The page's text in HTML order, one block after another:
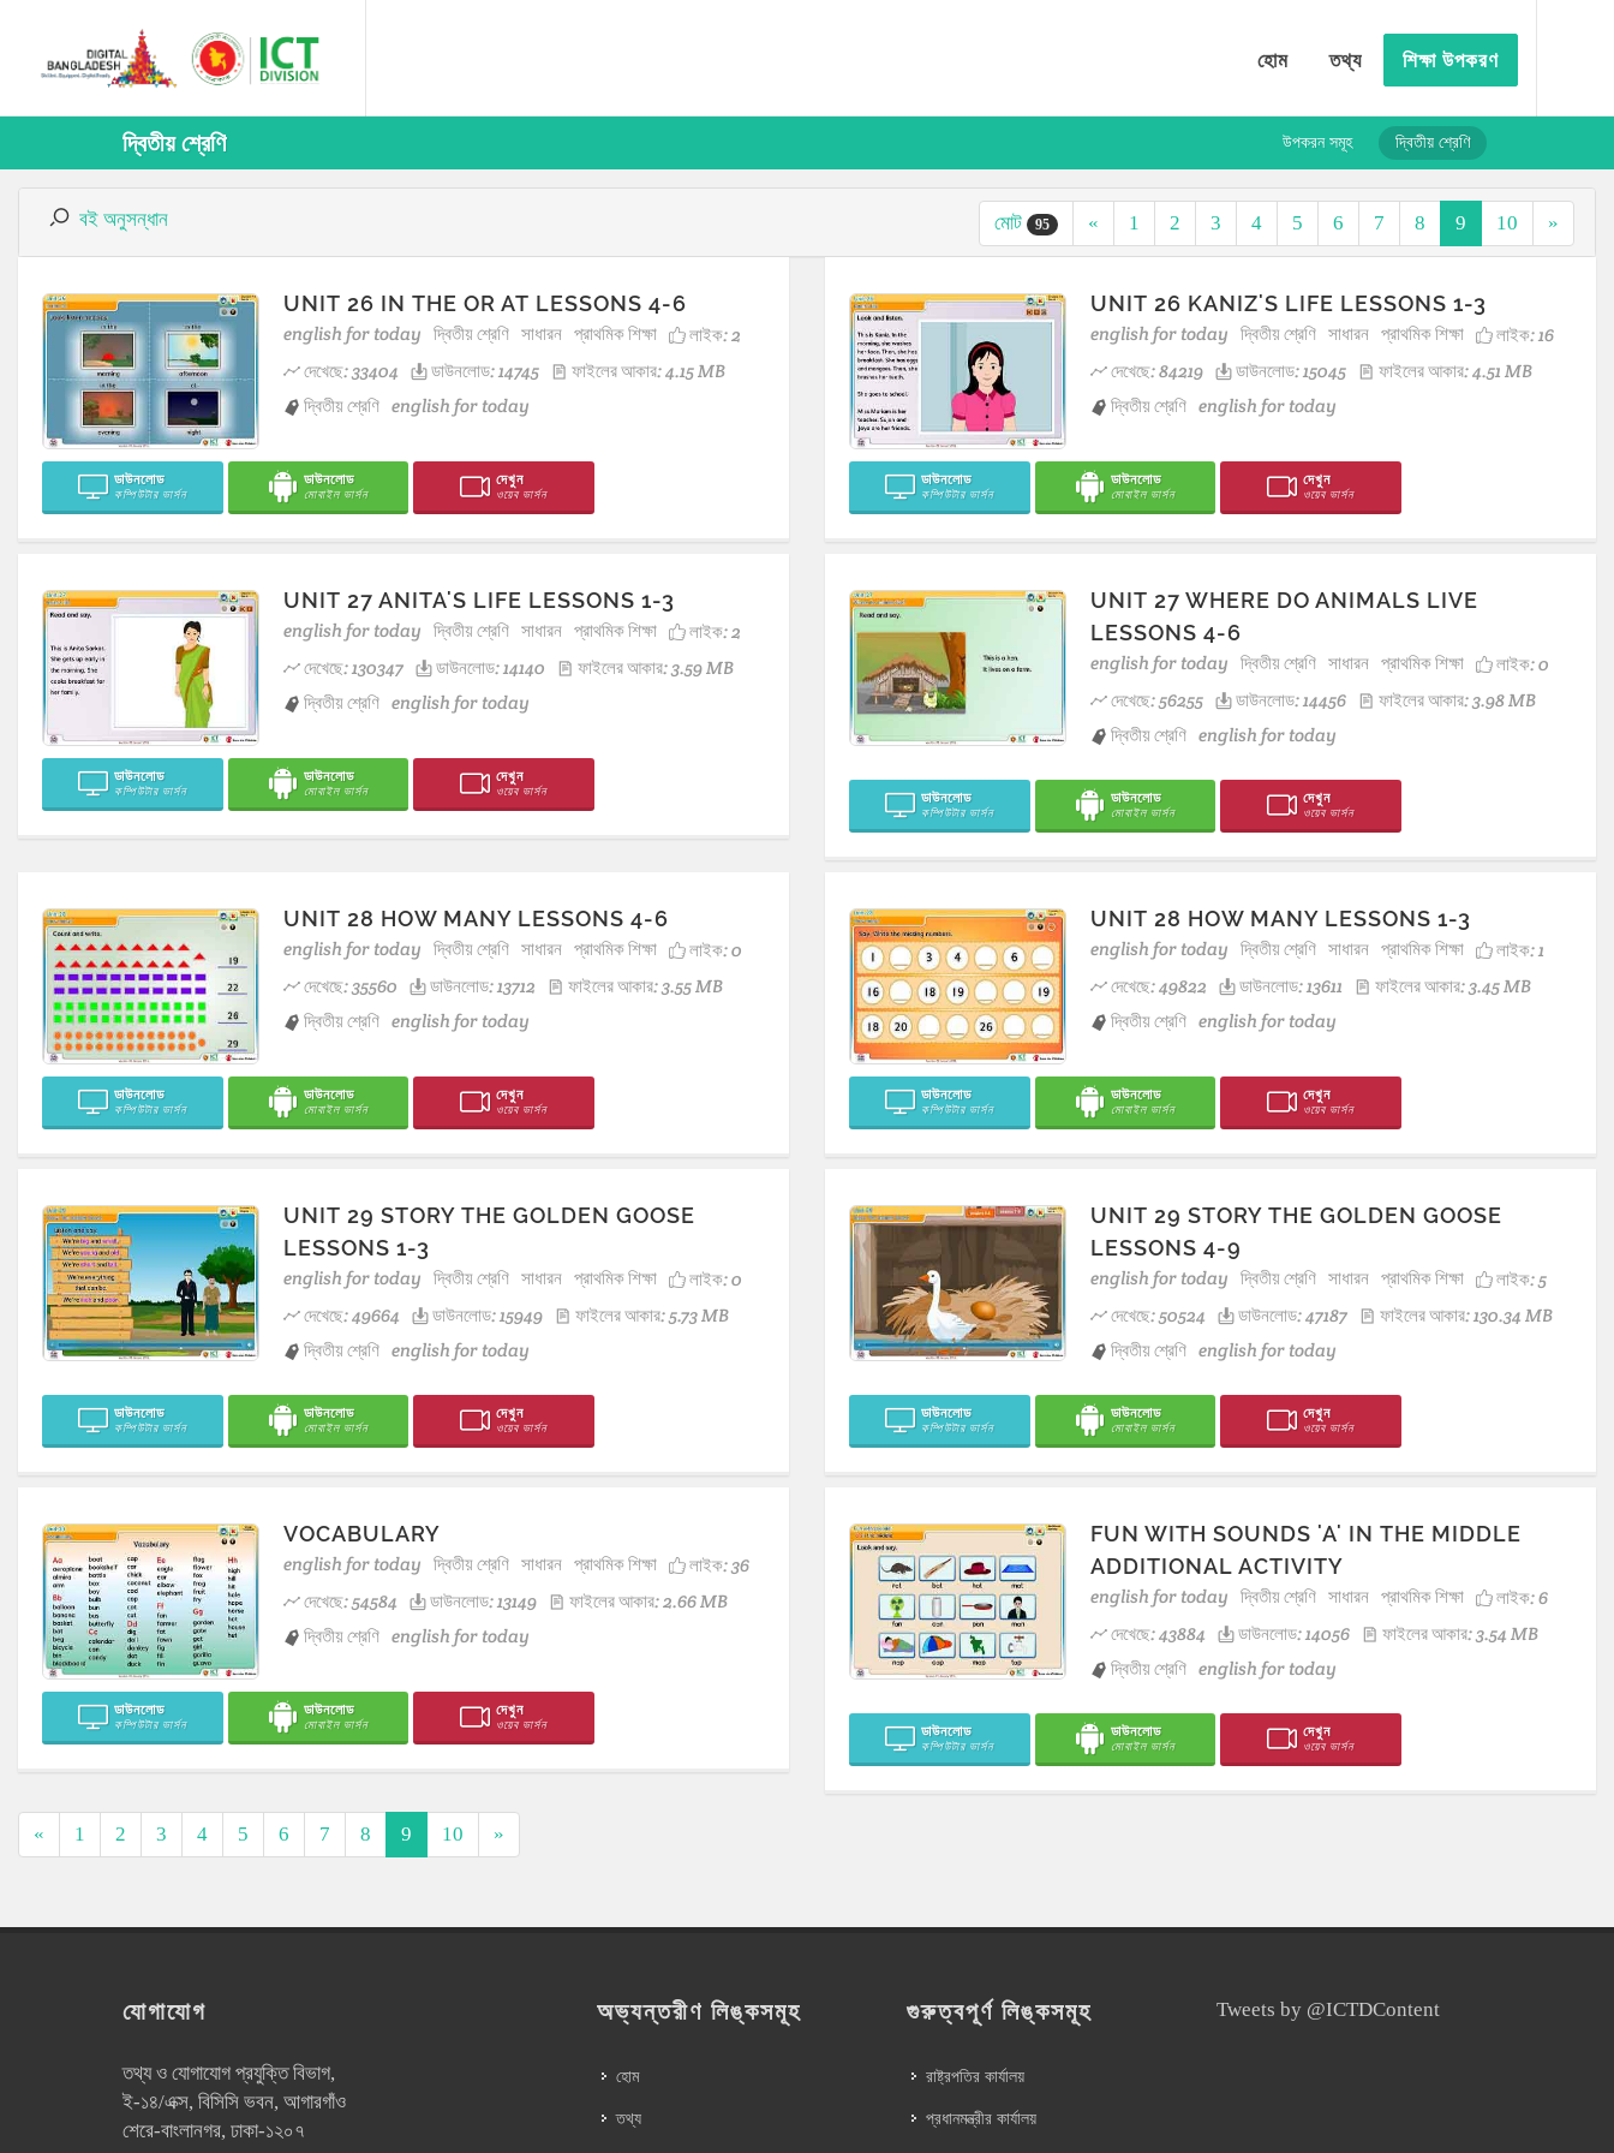
হোম তথ্য শিক্ষা উপকরণ
দ্বিতীয় শ্রেণি উপকরন সমূহ দ্বিতীয় শ্রেণি
বই অনুসন্ধান মোট 95 « 1 2 3 4 5 6 7 8 9 10 »
UNIT 26 IN THE OR AT LESSONS 4-6
english for today দ্বিতীয় শ্রেণি সাধারন প্রাথমিক শিক্ষা লাইক:2
দেখেছে: 33404
ডাউনলোড: 14745
ফাইলের আকার: 4.15 MB
দ্বিতীয় শ্রেণি english for today
ডাউনলোড
কম্পিউটার ভার্সন
ডাউনলোড
মোবাইল ভার্সন
দেখুন
ওয়েব ভার্সন
UNIT 26 KANIZ'S LIFE LESSONS 1-3
english for today দ্বিতীয় শ্রেণি সাধারন প্রাথমিক শিক্ষা লাইক:16
দেখেছে: 84219
ডাউনলোড: 15045
ফাইলের আকার: 4.51 MB
দ্বিতীয় শ্রেণি english for today
ডাউনলোড
কম্পিউটার ভার্সন
ডাউনলোড
মোবাইল ভার্সন
দেখুন
ওয়েব ভার্সন
UNIT 27 ANITA'S LIFE LESSONS 1-3
english for today দ্বিতীয় শ্রেণি সাধারন প্রাথমিক শিক্ষা লাইক:2
দেখেছে: 130347
ডাউনলোড: 14140
ফাইলের আকার: 3.59 MB
দ্বিতীয় শ্রেণি english for today
ডাউনলোড
কম্পিউটার ভার্সন
ডাউনলোড
মোবাইল ভার্সন
দেখুন
ওয়েব ভার্সন
UNIT 27 WHERE DO ANIMALS LIVE
LESSONS 4-6
english for today দ্বিতীয় শ্রেণি সাধারন প্রাথমিক শিক্ষা লাইক:0
দেখেছে: 56255
ডাউনলোড: 14456
ফাইলের আকার: 3.98 MB
দ্বিতীয় শ্রেণি english for today
ডাউনলোড
কম্পিউটার ভার্সন
ডাউনলোড
মোবাইল ভার্সন
দেখুন
ওয়েব ভার্সন
UNIT 28 HOW MANY LESSONS 4-6
english for today দ্বিতীয় শ্রেণি সাধারন প্রাথমিক শিক্ষা লাইক:0
দেখেছে: 35560
ডাউনলোড: 13712
ফাইলের আকার: 3.55 MB
দ্বিতীয় শ্রেণি english for today
ডাউনলোড
কম্পিউটার ভার্সন
ডাউনলোড
মোবাইল ভার্সন
দেখুন
ওয়েব ভার্সন
UNIT 28 HOW MANY LESSONS 1-3
english for today দ্বিতীয় শ্রেণি সাধারন প্রাথমিক শিক্ষা লাইক:1
দেখেছে: 49822
ডাউনলোড: 13611
ফাইলের আকার: 3.45 MB
দ্বিতীয় শ্রেণি english for today
ডাউনলোড
কম্পিউটার ভার্সন
ডাউনলোড
মোবাইল ভার্সন
দেখুন
ওয়েব ভার্সন
UNIT 29 STORY THE GOLDEN GOOSE
LESSONS 1-3
english for today দ্বিতীয় শ্রেণি সাধারন প্রাথমিক শিক্ষা লাইক:0
দেখেছে: 49664
ডাউনলোড: 15949
ফাইলের আকার: 5.73 MB
দ্বিতীয় শ্রেণি english for today
ডাউনলোড
কম্পিউটার ভার্সন
ডাউনলোড
মোবাইল ভার্সন
দেখুন
ওয়েব ভার্সন
UNIT 29 STORY THE GOLDEN GOOSE
LESSONS 4-9
english for today দ্বিতীয় শ্রেণি সাধারন প্রাথমিক শিক্ষা লাইক:5
দেখেছে: 50524
ডাউনলোড: 47187
ফাইলের আকার: 130.34 MB
দ্বিতীয় শ্রেণি english for today
ডাউনলোড
কম্পিউটার ভার্সন
ডাউনলোড
মোবাইল ভার্সন
দেখুন
ওয়েব ভার্সন
VOCABULARY
english for today দ্বিতীয় শ্রেণি সাধারন প্রাথমিক শিক্ষা লাইক:36
দেখেছে: 54584
ডাউনলোড: 13149
ফাইলের আকার: 2.66 MB
দ্বিতীয় শ্রেণি english for today
ডাউনলোড
কম্পিউটার ভার্সন
ডাউনলোড
মোবাইল ভার্সন
দেখুন
ওয়েব ভার্সন
FUN WITH SOUNDS 'A' IN THE MIDDLE
ADDITIONAL ACTIVITY
english for today দ্বিতীয় শ্রেণি সাধারন প্রাথমিক শিক্ষা লাইক:6
দেখেছে: 43884
ডাউনলোড: 14056
ফাইলের আকার: 3.54 MB
দ্বিতীয় শ্রেণি english for today
ডাউনলোড
কম্পিউটার ভার্সন
ডাউনলোড
মোবাইল ভার্সন
দেখুন
ওয়েব ভার্সন
« 1 2 3 4 5 6 7 8 9 10 »
যোগাযোগ
তথ্য ও যোগাযোগ প্রযুক্তি বিভাগ,
ই-১৪/এক্স, বিসিসি ভবন, আগারগাঁও
শেরে-বাংলানগর, ঢাকা-১২০৭
অভ্যন্তরীণ লিঙ্কসমূহ
হোম
তথ্য
গুরুত্বপূর্ণ লিঙ্কসমূহ
রাষ্ট্রপতির কার্যালয়
প্রধানমন্ত্রীর কার্যালয়
Tweets by @ICTDContent